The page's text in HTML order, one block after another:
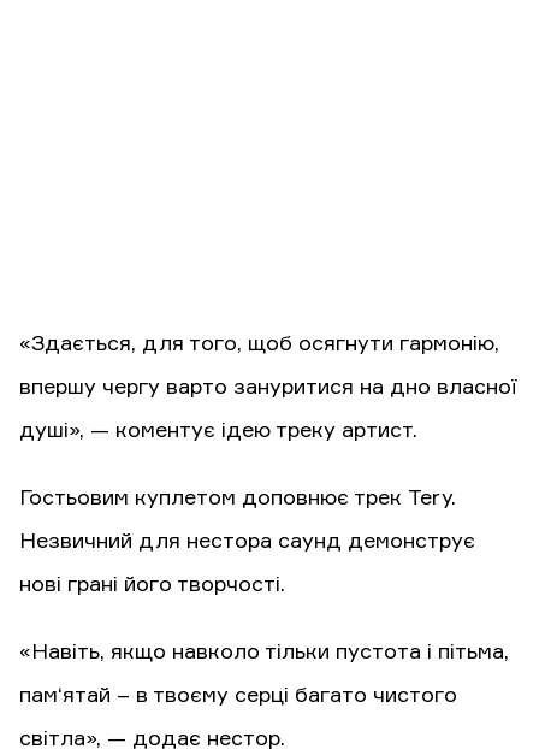
«Здається, для того, щоб осягнути гармонію,
впершу чергу варто зануритися на дно власної
душі», — коментує ідею треку артист.
Гостьовим куплетом доповнює трек Tery.
Незвичний для нестора саунд демонструє
нові грані його творчості.
«Навіть, якщо навколо тільки пустота і пітьма,
пам‘ятай – в твоєму серці багато чистого
світла», — додає нестор.